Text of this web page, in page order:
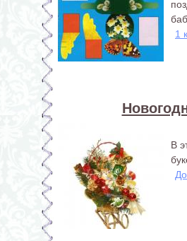
1
В